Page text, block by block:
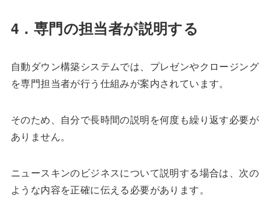
4．専門の担当者が説明する
自動ダウン構築システムでは、プレゼンやクロージング
を専門担当者が行う仕組みが案内されています。
そのため、自分で長時間の説明を何度も繰り返す必要が
ありません。
ニュースキンのビジネスについて説明する場合は、次の
ような内容を正確に伝える必要があります。